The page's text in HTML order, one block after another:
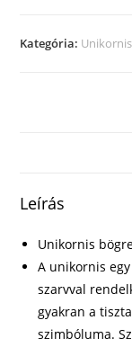
mennyiség
Kategória:
Leírás
Unikornis
A unikornis
szarvval
gyakran a
szimbóluma.